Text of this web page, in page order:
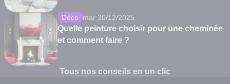
Déco mar 30/12/2025
Quelle peinture choisir pour une cheminée
et comment faire ?
Tous nos conseils en un clic